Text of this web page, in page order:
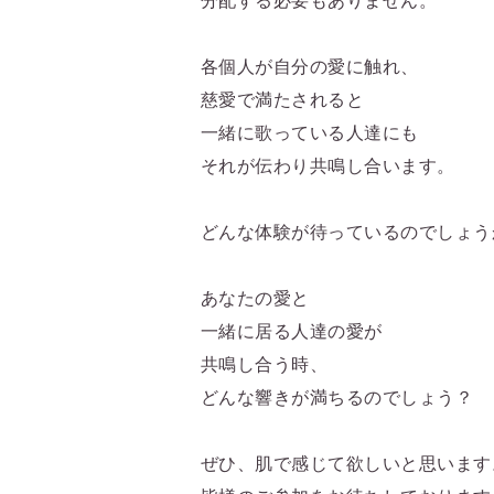
各個人が自分の愛に触れ、
慈愛で満たされると
一緒に歌っている人達にも
それが伝わり共鳴し合います。
どんな体験が待っているのでしょ
あなたの愛と
一緒に居る人達の愛が
共鳴し合う時、
どんな響きが満ちるのでしょう？
ぜひ、肌で感じて欲しいと思いま